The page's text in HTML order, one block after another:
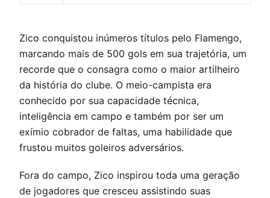
Zico conquistou inúmeros títulos pelo Flamengo,
marcando mais de 500 gols em sua trajetória, um
recorde que o consagra como o maior artilheiro
da história do clube. O meio-campista era
conhecido por sua capacidade técnica,
inteligência em campo e também por ser um
exímio cobrador de faltas, uma habilidade que
frustou muitos goleiros adversários.
Fora do campo, Zico inspirou toda uma geração
de jogadores que cresceu assistindo suas